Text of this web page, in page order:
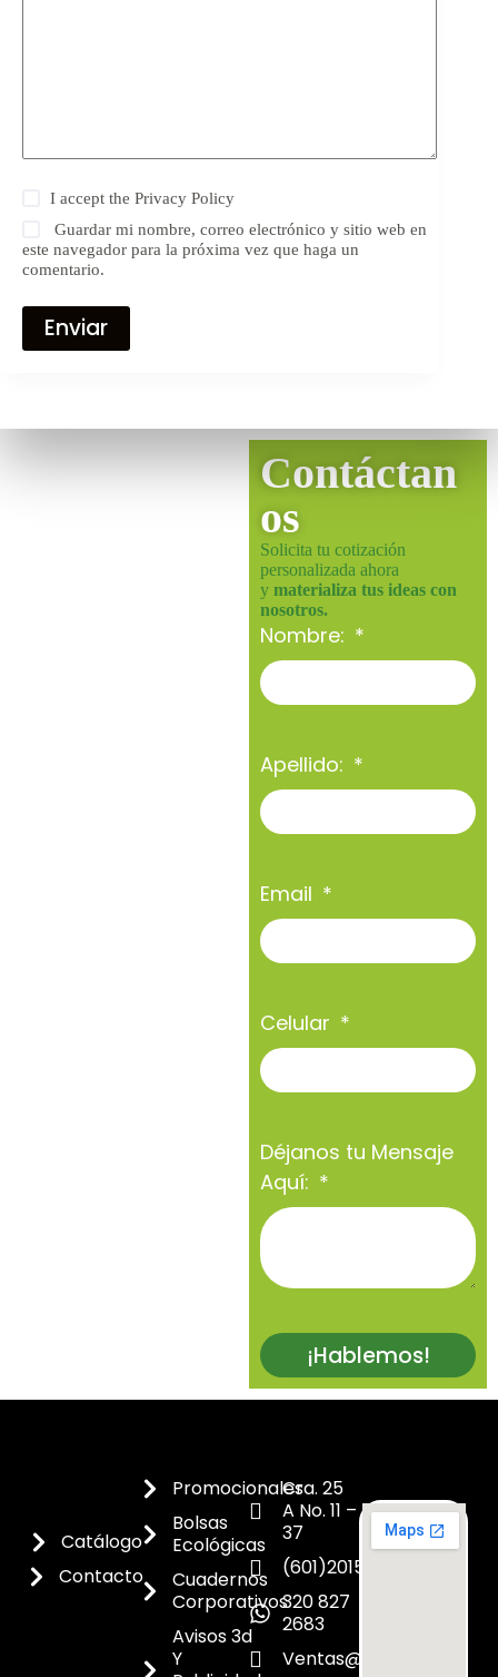
I accept thePrivacy Policy
Guardar mi nombre, correo electrónico y sitio web en
este navegador para la próxima vez que haga un
comentario.
Enviar
Contáctan
os
Solicita tu cotización
personalizada ahora
y materializa tus ideas con
nosotros.
Nombre:
Apellido:
Email
Celular
Déjanos tu Mensaje
Aquí:
¡Hablemos!
Catálogo
Contacto
Promocionales
Bolsas
Ecológicas
Cuadernos
Corporativos
Avisos 3d
Y
Cra. 25
A No. 11 –
37
(601)2015300
320 827
2683
Ventas@dicoes.co